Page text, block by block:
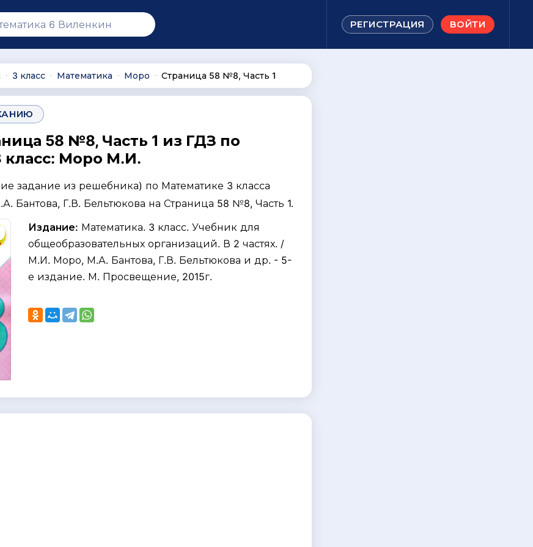
РЕГИСТРАЦИЯ ВОЙТИ
∙ 3 класс ∙ Математика ∙ Моро ∙ Страница 58 №8, Часть 1
58 №8, Часть 1 из ГДЗ по
класс: Моро М.И.
задание из решебника) по Математике 3 класса
Бантова, Г.В. Бельтюкова на Страница 58 №8, Часть 1.
Издание: Математика. 3 класс. Учебник для
общеобразовательных организаций. В 2 частях. /
М.И. Моро, М.А. Бантова, Г.В. Бельтюкова и др. - 5-
е издание. М. Просвещение, 2015г.